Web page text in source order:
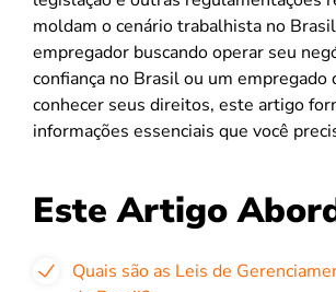
moldam o cenário trabalhista no
empregador buscando operar seu
confiança no Brasil ou um empregado
conhecer seus direitos, este artigo
informações essenciais que você
Este Artigo
Quais são as Leis de